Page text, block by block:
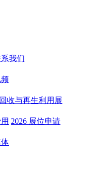
我们
收与再生利用展
2026 展位申请